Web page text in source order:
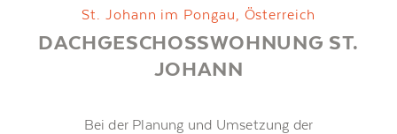
St. Johann im Pongau, Österreich
DACHGESCHOSSWOHNUNG ST.
JOHANN
Bei der Planung und Umsetzung der